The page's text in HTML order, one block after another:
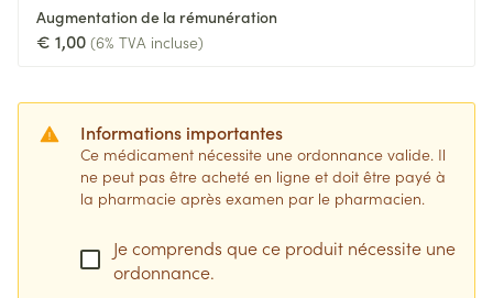
Augmentation de la rémunération
€ 1,00 (6% TVA incluse)
Informations importantes
Ce médicament nécessite une ordonnance valide. Il
ne peut pas être acheté en ligne et doit être payé à
la pharmacie après examen par le pharmacien.
Je comprends que ce produit nécessite une
ordonnance.